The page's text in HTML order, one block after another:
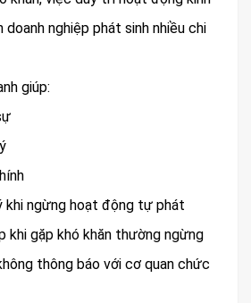
nghiệp phát sinh nhiều chi
giúp:
khi ngừng hoạt động tự phát
khi gặp khó khăn thường ngừng
thông báo với cơ quan chức